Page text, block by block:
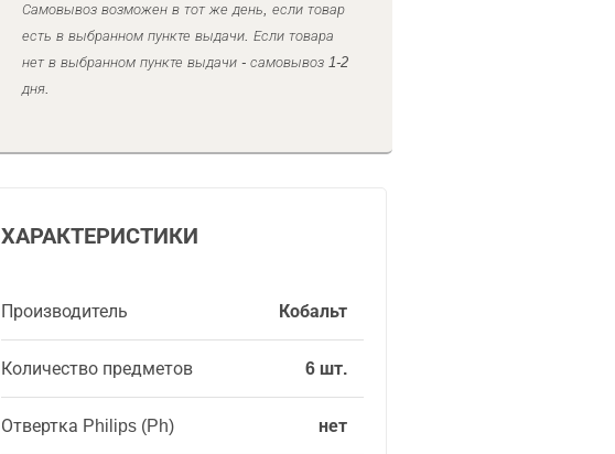
Самовывоз возможен в тот же день, если товар
есть в выбранном пункте выдачи. Если товара
нет в выбранном пункте выдачи - самовывоз 1-2
дня.
ХАРАКТЕРИСТИКИ
Производитель Кобальт
Количество предметов 6 шт.
Отвертка Philips (Ph) нет